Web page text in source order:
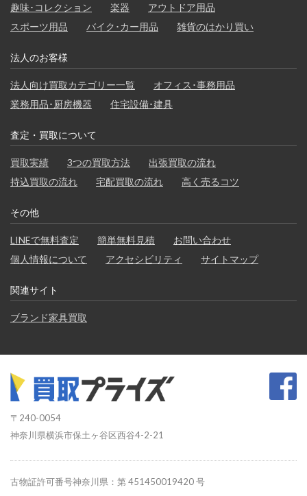
趣味･コレクション
楽器
アウトドア用品
スポーツ用品
バイク･カー用品 雑貨のはかり買い
法人のお客様
法人向け買取カテゴリー一覧
オフィス･事務用品
業務用品･厨房機器
住宅設備･建具
査定・買取について
買取実績 3つの買取方法
出張買取の流れ
持込買取の流れ
宅配買取の流れ 高く売るコツ
その他
LINEで無料査定 簡単無料見積
お問い合わせ
個人情報について
アクセシビリティ サイトマップ
関連サイト
ブランド家具買取
〒240-0054
神奈川県横浜市保土ヶ谷区西谷4-2-21
古物証許可番号神奈川県：第 451450019420 号